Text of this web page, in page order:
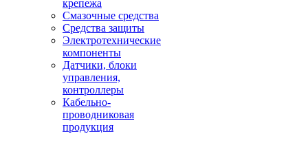
крепежа
Смазочные средства
Средства защиты
Электротехнические
компоненты
Датчики, блоки
управления,
контроллеры
Кабельно-
проводниковая
продукция